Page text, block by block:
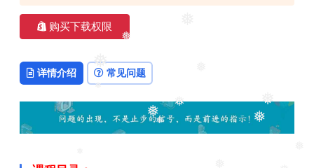
❅
❅
❅
❅
❅
❅
❅
购买下载权限
详情介绍 常见问题